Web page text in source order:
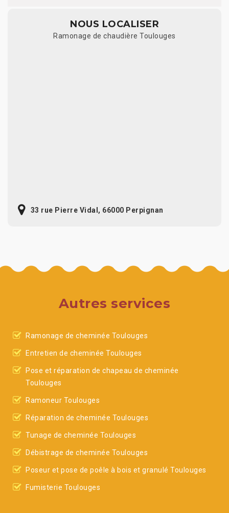
NOUS LOCALISER
Ramonage de chaudière Toulouges
33 rue Pierre Vidal, 66000 Perpignan
Autres services
Ramonage de cheminée Toulouges
Entretien de cheminée Toulouges
Pose et réparation de chapeau de cheminée
Toulouges
Ramoneur Toulouges
Réparation de cheminée Toulouges
Tunage de cheminée Toulouges
Débistrage de cheminée Toulouges
Poseur et pose de poêle à bois et granulé Toulouges
Fumisterie Toulouges